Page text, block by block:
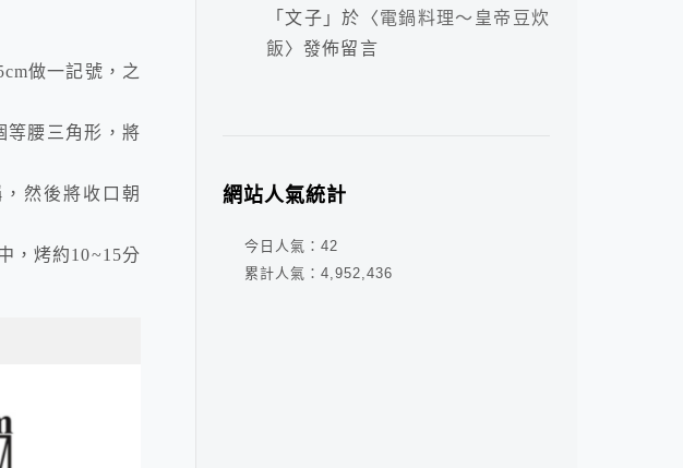
做一記號，之
等腰三角形，將
然後將收口朝
，烤約10~15分
「文子 」於〈電鍋料理～皇帝豆炊
飯〉發佈留言
網站人氣統計
今日人氣： 42
累計人氣： 4,952,436